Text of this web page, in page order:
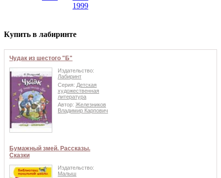
1999
Купить в лабиринте
Чудак из шестого "Б"
Издательство:
Лабиринт
Серия: Детская
художественная
литература
Автор: Железников
Владимир Карпович
Бумажный змей. Рассказы.
Сказки
Издательство:
Малыш